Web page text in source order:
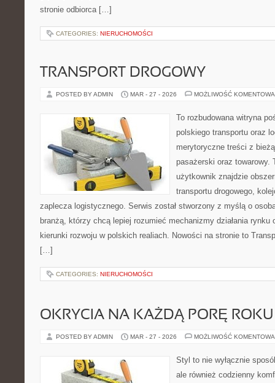
stronie odbiorca […]
CATEGORIES: NIERUCHOMOŚCI
TRANSPORT DROGOWY
POSTED BY ADMIN MAR - 27 - 2026 MOŻLIWOŚĆ
To rozbudowana witryna
polskiego transportu oraz
merytoryczne treści z
pasażerski oraz towarowy.
użytkownik znajdzie
transportu drogowego,
zaplecza logistycznego. Serwis został stworzony z myślą o
branżą, którzy chcą lepiej rozumieć mechanizmy działania rynku
kierunki rozwoju w polskich realiach. Nowości na stronie to
[…]
CATEGORIES: NIERUCHOMOŚCI
OKRYCIA NA KAŻDĄ PORĘ ROKU
POSTED BY ADMIN MAR - 27 - 2026 MOŻLIWOŚĆ
Styl to nie wyłącznie
ale również codzienny